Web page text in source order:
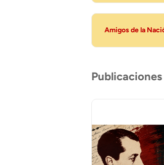
Amigos de la